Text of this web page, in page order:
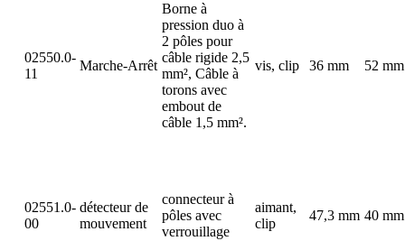
02550.0-
11
Marche-Arrêt
Borne à
pression duo à
2 pôles pour
câble rigide 2,5
mm², Câble à
torons avec
embout de
câble 1,5 mm².
vis, clip 36 mm 52 mm
02551.0-
00
détecteur de
mouvement
connecteur à
pôles avec
verrouillage
aimant,
clip
47,3 mm 40 mm